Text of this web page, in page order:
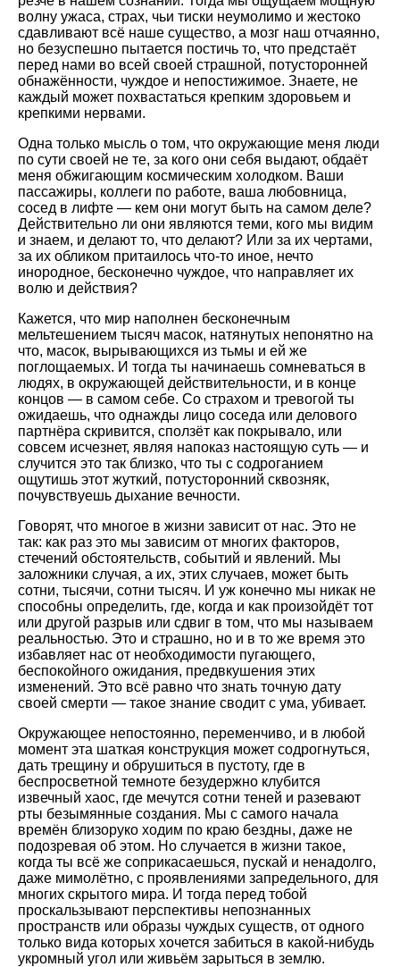
волну ужаса, страх, чьи тиски неумолимо и жестоко
сдавливают всё наше существо, а мозг наш отчаянно,
но безуспешно пытается постичь то, что предстаёт
перед нами во всей своей страшной, потусторонней
обнажённости, чуждое и непостижимое. Знаете, не
каждый может похвастаться крепким здоровьем и
крепкими нервами.
Одна только мысль о том, что окружающие меня люди
по сути своей не те, за кого они себя выдают, обдаёт
меня обжигающим космическим холодком. Ваши
пассажиры, коллеги по работе, ваша любовница,
сосед в лифте — кем они могут быть на самом деле?
Действительно ли они являются теми, кого мы видим
и знаем, и делают то, что делают? Или за их чертами,
за их обликом притаилось что-то иное, нечто
инородное, бесконечно чуждое, что направляет их
волю и действия?
Кажется, что мир наполнен бесконечным
мельтешением тысяч масок, натянутых непонятно на
что, масок, вырывающихся из тьмы и ей же
поглощаемых. И тогда ты начинаешь сомневаться в
людях, в окружающей действительности, и в конце
концов — в самом себе. Со страхом и тревогой ты
ожидаешь, что однажды лицо соседа или делового
партнёра скривится, сползёт как покрывало, или
совсем исчезнет, являя напоказ настоящую суть — и
случится это так близко, что ты с содроганием
ощутишь этот жуткий, потусторонний сквозняк,
почувствуешь дыхание вечности.
Говорят, что многое в жизни зависит от нас. Это не
так: как раз это мы зависим от многих факторов,
стечений обстоятельств, событий и явлений. Мы
заложники случая, а их, этих случаев, может быть
сотни, тысячи, сотни тысяч. И уж конечно мы никак не
способны определить, где, когда и как произойдёт тот
или другой разрыв или сдвиг в том, что мы называем
реальностью. Это и страшно, но и в то же время это
избавляет нас от необходимости пугающего,
беспокойного ожидания, предвкушения этих
изменений. Это всё равно что знать точную дату
своей смерти — такое знание сводит с ума, убивает.
Окружающее непостоянно, переменчиво, и в любой
момент эта шаткая конструкция может содрогнуться,
дать трещину и обрушиться в пустоту, где в
беспросветной темноте безудержно клубится
извечный хаос, где мечутся сотни теней и разевают
рты безымянные создания. Мы с самого начала
времён близоруко ходим по краю бездны, даже не
подозревая об этом. Но случается в жизни такое,
когда ты всё же соприкасаешься, пускай и ненадолго,
даже мимолётно, с проявлениями запредельного, для
многих скрытого мира. И тогда перед тобой
проскальзывают перспективы непознанных
пространств или образы чуждых существ, от одного
только вида которых хочется забиться в какой-нибудь
укромный угол или живьём зарыться в землю.